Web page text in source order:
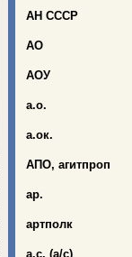
АН СССР
АО
АОУ
а.о.
а.ок.
АПО, агитпроп
ар.
артполк
а.с. (а/с)